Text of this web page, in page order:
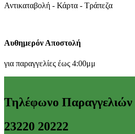
Αντικαταβολή - Κάρτα - Τράπεζα
Αυθημερόν Αποστολή
για παραγγελίες έως 4:00μμ
Τηλέφωνο Παραγγελιών
23220 20222